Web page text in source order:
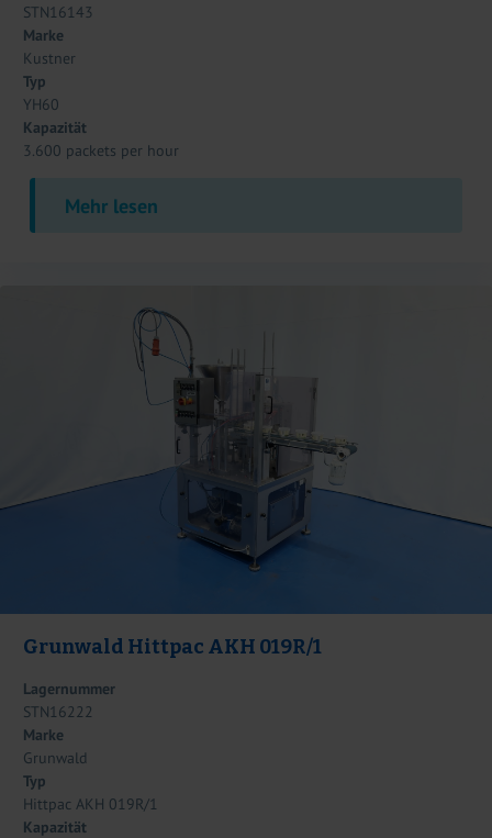
STN16143
Marke
Kustner
Typ
YH60
Kapazität
3.600 packets per hour
Mehr lesen
Grunwald Hittpac AKH 019R/1
Lagernummer
STN16222
Marke
Grunwald
Typ
Hittpac AKH 019R/1
Kapazität